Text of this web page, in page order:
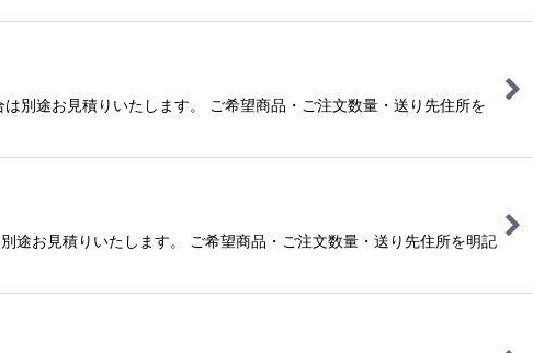
別途お見積りいたします。 ご希望商品・ご注文数量・送り先住所を
途お見積りいたします。 ご希望商品・ご注文数量・送り先住所を明記